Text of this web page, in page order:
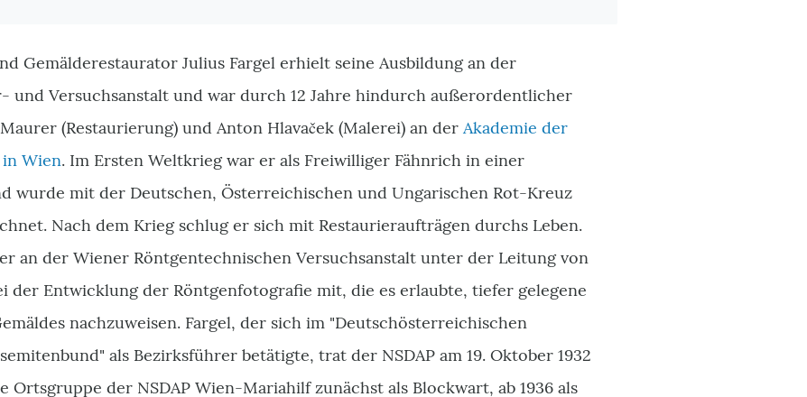
Gemälderestaurator Julius Fargel erhielt seine Ausbildung an der
und Versuchsanstalt und war durch 12 Jahre hindurch außerordentlicher
(Restaurierung) und Anton Hlavaček (Malerei) an der Akademie der
Wien. Im Ersten Weltkrieg war er als Freiwilliger Fähnrich in einer
wurde mit der Deutschen, Österreichischen und Ungarischen Rot-Kreuz
Nach dem Krieg schlug er sich mit Restaurieraufträgen durchs Leben.
an der Wiener Röntgentechnischen Versuchsanstalt unter der Leitung von
der Entwicklung der Röntgenfotografie mit, die es erlaubte, tiefer gelegene
nachzuweisen. Fargel, der sich im "Deutschösterreichischen
als Bezirksführer betätigte, trat der NSDAP am 19. Oktober 1932
Ortsgruppe der NSDAP Wien-Mariahilf zunächst als Blockwart, ab 1936 als